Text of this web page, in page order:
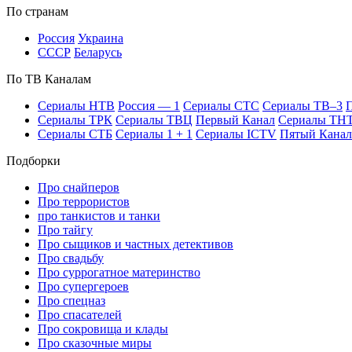
По стра­нам
Рос­сия Ук­раи­на
СССР Бе­ла­русь
По ТВ Ка­на­лам
Се­риа­лы НТВ Рос­сия — 1 Се­риа­лы СТС Се­риа­лы ТВ–3
Се­риа­лы ТРК Се­риа­лы ТВЦ Пер­вый Ка­нал Се­риа­лы
Се­риа­лы СТБ Се­риа­лы 1 + 1 Се­риа­лы ICTV Пя­тый Ка­нал
Подборки
Про снайперов
Про террористов
про танкистов и танки
Про тайгу
Про сыщиков и частных детективов
Про свадьбу
Про суррогатное материнство
Про супергероев
Про спецназ
Про спасателей
Про сокровища и клады
Про сказочные миры